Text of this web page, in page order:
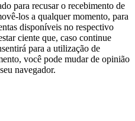
para recusar o recebimento de
los a qualquer momento, para
disponíveis no respectivo
ciente que, caso continue
para a utilização de
você pode mudar de opinião
navegador.